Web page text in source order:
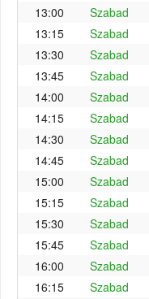
13:00
Szabad
13:15
Szabad
13:30
Szabad
13:45
Szabad
14:00
Szabad
14:15
Szabad
14:30
Szabad
14:45
Szabad
15:00
Szabad
15:15
Szabad
15:30
Szabad
15:45
Szabad
16:00
Szabad
16:15
Szabad